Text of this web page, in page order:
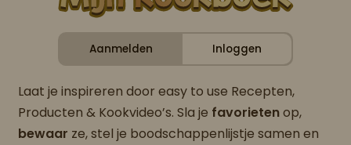
Aanmelden Inloggen
Laat je inspireren door easy to use Recepten,
Producten & Kookvideo’s. Sla je favorietenop,
bewaar ze, stel je boodschappenlijstje samen en